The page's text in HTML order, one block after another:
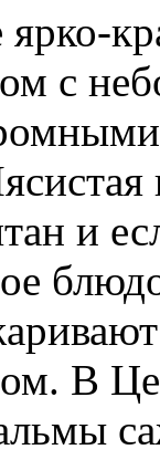
с
и
В